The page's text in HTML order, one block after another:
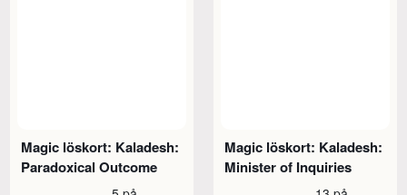
Magic löskort: Kaladesh:
Paradoxical Outcome
Magic löskort: Kaladesh:
Minister of Inquiries